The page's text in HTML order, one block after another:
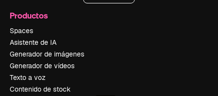
Productos
Spaces
Asistente de IA
Generador de imágenes
Generador de vídeos
Texto a voz
Contenido de stock